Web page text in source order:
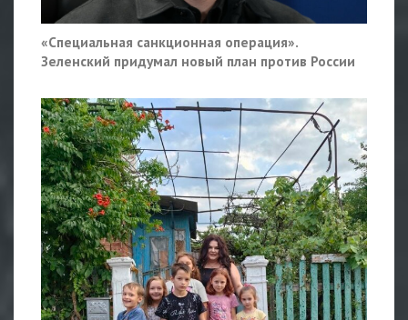
«Специальная санкционная операция».
Зеленский придумал новый план против России